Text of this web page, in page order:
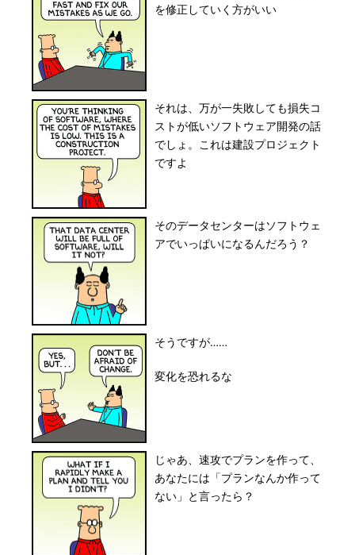
を修正していく方がいい
それは、万が一失敗しても損失コ
ストが低いソフトウェア開発の話
でしょ。これは建設プロジェクト
ですよ
そのデータセンターはソフトウェ
アでいっぱいになるんだろう？
そうですが……
変化を恐れるな
じゃあ、速攻でプランを作って、
あなたには「プランなんか作って
ない」と言ったら？